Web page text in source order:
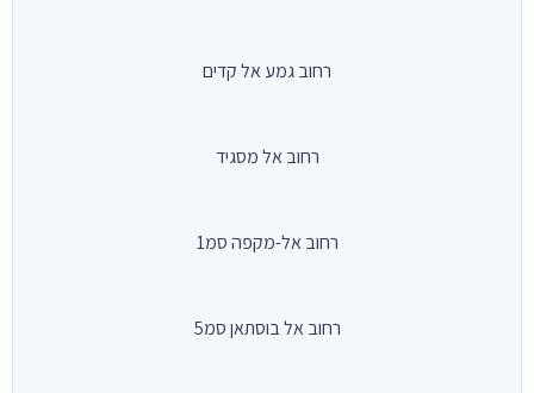
רחוב גמע אל קדים
רחוב אל מסגיד
רחוב אל-מקפה סמ1
רחוב אל בוסתאן סמ5